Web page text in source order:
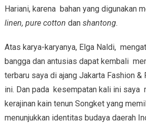
Hariani, karena bahan yang digunakan
linen, pure cotton dan shantong.
Atas karya-karyanya, Elga Naldi,
bangga dan antusias dapat kembali
terbaru saya di ajang Jakarta Fashion
ini. Dan pada kesempatan kali ini saya
kerajinan kain tenun Songket yang
menunjukkan identitas budaya daerah